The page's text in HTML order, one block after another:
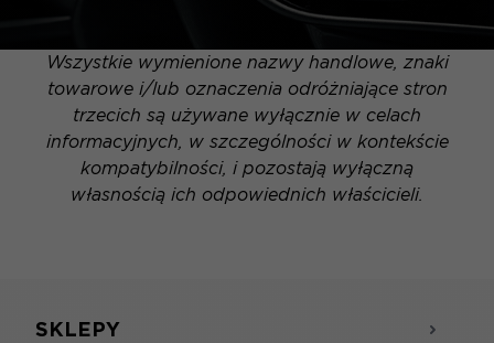
Wszystkie wymienione nazwy handlowe, znaki
towarowe i/lub oznaczenia odróżniające stron
trzecich są używane wyłącznie w celach
informacyjnych, w szczególności w kontekście
kompatybilności, i pozostają wyłączną
własnością ich odpowiednich właścicieli.
SKLEPY